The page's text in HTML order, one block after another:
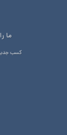
ما
کسب